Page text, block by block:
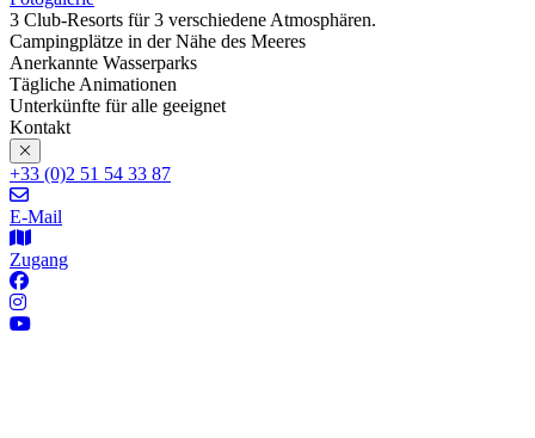
3 Club-Resorts für 3 verschiedene Atmosphären.
Campingplätze in der Nähe des Meeres
Anerkannte Wasserparks
Tägliche Animationen
Unterkünfte für alle geeignet
Kontakt
+33 (0)2 51 54 33 87
E-Mail
Zugang